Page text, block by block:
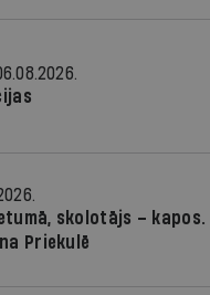
skolotājs – kapos.
Priekulē